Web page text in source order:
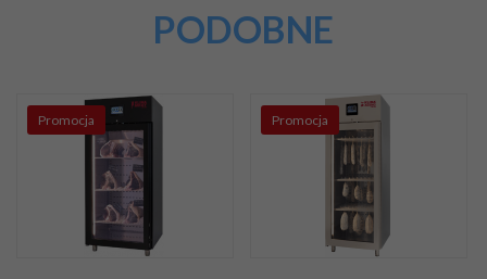
PODOBNE
Promocja Promocja